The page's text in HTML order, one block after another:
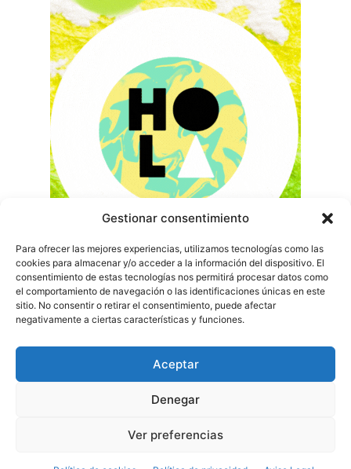
Gestionar consentimiento
Para ofrecer las mejores experiencias, utilizamos tecnologías como las
cookies para almacenar y/o acceder a la información del dispositivo. El
consentimiento de estas tecnologías nos permitirá procesar datos como
el comportamiento de navegación o las identificaciones únicas en este
sitio. No consentir o retirar el consentimiento, puede afectar
negativamente a ciertas características y funciones.
Aceptar
Denegar
Ver preferencias